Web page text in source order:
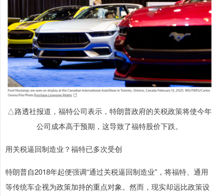
△路透社报道，福特公司表示，特朗普政府的关税政策将使今年
公司成本高于预期，这导致了福特股价下跌。
用关税逼回制造业？福特已多次受创
特朗普自2018年起便强调“通过关税逼回制造业”，将福特、通用
等传统车企视为政策加持的重点对象。然而，现实却远比政策设